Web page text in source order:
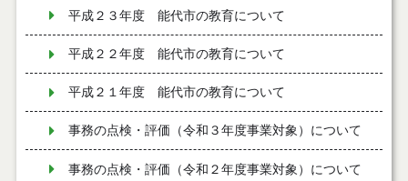
平成２３年度 能代市の教育について
平成２２年度 能代市の教育について
平成２１年度 能代市の教育について
事務の点検・評価（令和３年度事業対象）について
事務の点検・評価（令和２年度事業対象）について